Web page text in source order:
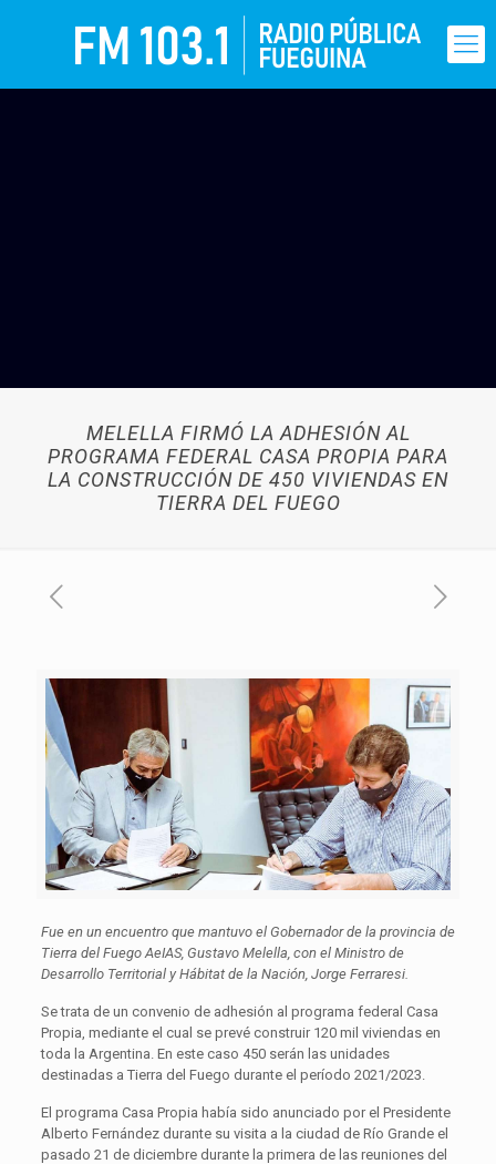
MELELLA FIRMÓ LA ADHESIÓN AL
PROGRAMA FEDERAL CASA PROPIA PARA
LA CONSTRUCCIÓN DE 450 VIVIENDAS EN
TIERRA DEL FUEGO
Fue en un encuentro que mantuvo el Gobernador de la provincia de
Tierra del Fuego AeIAS, Gustavo Melella, con el Ministro de
Desarrollo Territorial y Hábitat de la Nación, Jorge Ferraresi.
Se trata de un convenio de adhesión al programa federal Casa
Propia, mediante el cual se prevé construir 120 mil viviendas en
toda la Argentina. En este caso 450 serán las unidades
destinadas a Tierra del Fuego durante el período 2021/2023.
El programa Casa Propia había sido anunciado por el Presidente
Alberto Fernández durante su visita a la ciudad de Río Grande el
pasado 21 de diciembre durante la primera de las reuniones del